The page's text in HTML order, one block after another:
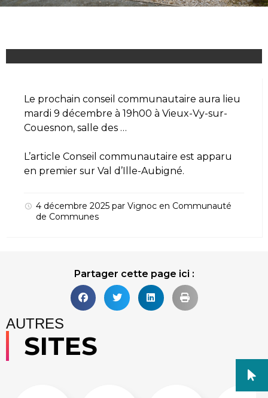
Le prochain conseil communautaire aura lieu
mardi 9 décembre à 19h00 à Vieux-Vy-sur-
Couesnon, salle des …
L’article Conseil communautaire est apparu
en premier sur Val d’Ille-Aubigné.
4 décembre 2025 par Vignoc en Communauté
de Communes
Partager cette page ici :
AUTRES
SITES